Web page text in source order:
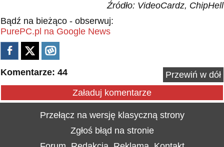
Źródło: VideoCardz, ChipHell
Bądź na bieżąco - obserwuj:
PurePC.pl na Google News
Komentarze: 44
Przewiń w dół
Załaduj komentarze
Przełącz na wersję klasyczną strony
Zgłoś błąd na stronie